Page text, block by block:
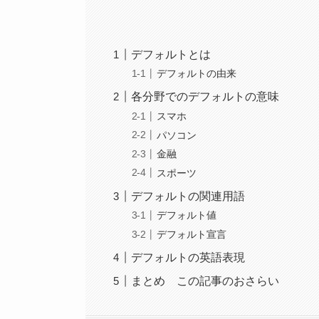
デフォルトとは
デフォルトの由来
各分野でのデフォルトの意味
スマホ
パソコン
金融
スポーツ
デフォルトの関連用語
デフォルト値
デフォルト宣言
デフォルトの英語表現
まとめ この記事のおさらい